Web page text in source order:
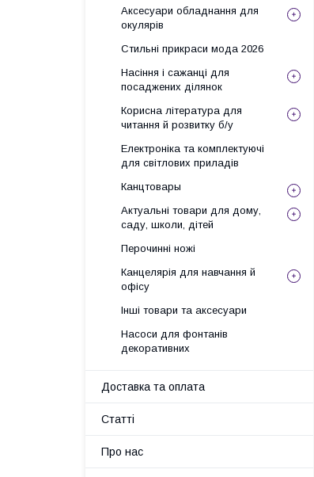
Аксесуари обладнання для
окулярів
Стильні прикраси мода 2026
Насіння і сажанці для
посаджених ділянок
Корисна література для
читання й розвитку б/у
Електроніка та комплектуючі
для світлових приладів
Канцтовары
Актуальні товари для дому,
саду, школи, дітей
Перочинні ножі
Канцелярія для навчання й
офісу
Інші товари та аксесуари
Насоси для фонтанів
декоративних
Доставка та оплата
Статті
Про нас